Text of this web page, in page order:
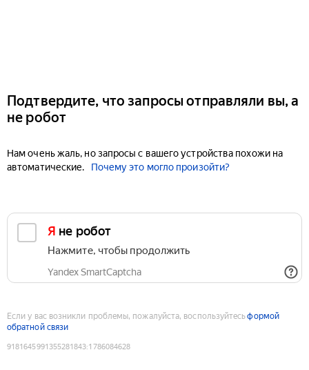
Подтвердите, что запросы отправляли вы, а
не робот
Нам очень жаль, но запросы с вашего устройства похожи на
автоматические.
Почему это могло произойти?
Я не робот
Нажмите, чтобы продолжить
Yandex SmartCaptcha
Если у вас возникли проблемы, пожалуйста, воспользуйтесьформой
обратной связи
9181645991355281843:1786084628